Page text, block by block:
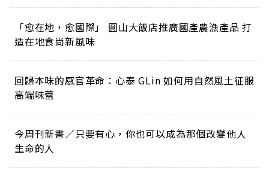
「愈在地，愈國際」 圓山大飯店推廣國產農漁產品 打
造在地食尚新風味
回歸本味的感官革命：心泰 GLin 如何用自然風土征服
高端味蕾
今周刊新書／只要有心，你也可以成為那個改變他人
生命的人